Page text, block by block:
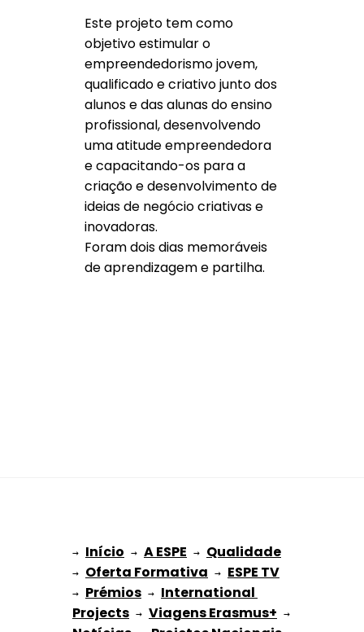
Este projeto tem como
objetivo estimular o
empreendedorismo jovem,
qualificado e criativo junto dos
alunos e das alunas do ensino
profissional, desenvolvendo
uma atitude empreendedora
e capacitando-os para a
criação e desenvolvimento de
ideias de negócio criativas e
inovadoras.
Foram dois dias memoráveis
de aprendizagem e partilha.
→ Início → A ESPE → Qualidade
→ Oferta Formativa → ESPE TV
→ Prémios → International
Projects → Viagens Erasmus+